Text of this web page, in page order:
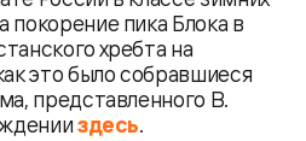
покорение пика Блока в
хребта на
это было собравшиеся
представленного В.
здесь.